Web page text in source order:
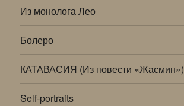
Из монолога Лео
Болеро
КАТАВАСИЯ (Из повести «Жасмин»)
Self-portraits